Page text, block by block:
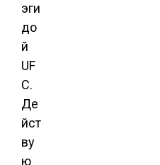
эги
до
й
UF
C.
Де
йст
ву
ю